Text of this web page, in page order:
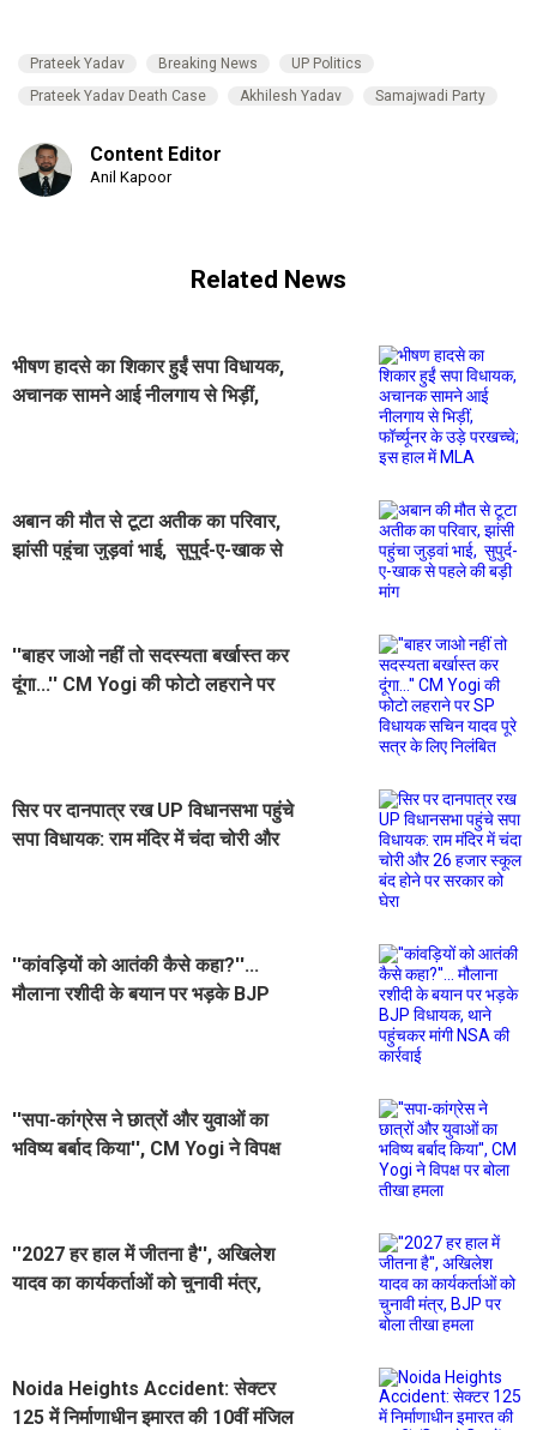
Prateek Yadav Breaking News
UP Politics
Prateek Yadav Death Case
Akhilesh Yadav Samajwadi Party
Content Editor
Anil Kapoor
Related News
भीषण हादसे का शिकार हुईं सपा विधायक,
अचानक सामने आई नीलगाय से भिड़ीं,
अबान की मौत से टूटा अतीक का परिवार,
झांसी पहुंचा जुड़वां भाई, सुपुर्द-ए-खाक से
''बाहर जाओ नहीं तो सदस्यता बर्खास्त कर
दूंगा...'' CM Yogi की फोटो लहराने पर
सिर पर दानपात्र रख UP विधानसभा पहुंचे
सपा विधायक: राम मंदिर में चंदा चोरी और
''कांवड़ियों को आतंकी कैसे कहा?''...
मौलाना रशीदी के बयान पर भड़के BJP
''सपा-कांग्रेस ने छात्रों और युवाओं का
भविष्य बर्बाद किया'', CM Yogi ने विपक्ष
''2027 हर हाल में जीतना है'', अखिलेश
यादव का कार्यकर्ताओं को चुनावी मंत्र,
Noida Heights Accident: सेक्टर
125 में निर्माणाधीन इमारत की 10वीं मंजिल